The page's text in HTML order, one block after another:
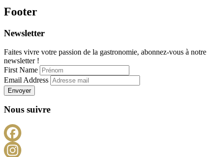
Footer
Newsletter
Faites vivre votre passion de la gastronomie, abonnez-vous à notre
newsletter !
First Name
Email Address
Envoyer
Nous suivre